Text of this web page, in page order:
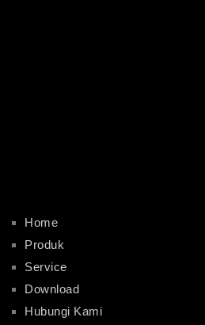
Home
Produk
Service
Download
Hubungi Kami